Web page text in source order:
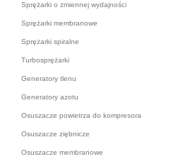
Sprężarki o zmiennej wydajności
Sprężarki membranowe
Sprężarki spiralne
Turbosprężarki
Generatory tlenu
Generatory azotu
Osuszacze powietrza do kompresora
Osuszacze ziębnicze
Osuszacze membranowe